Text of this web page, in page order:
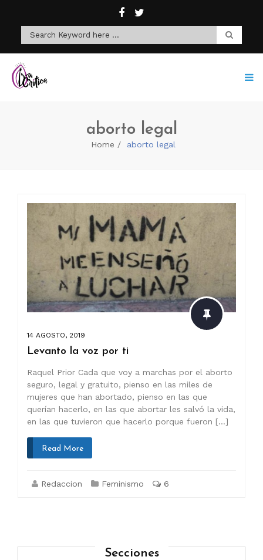
aborto legal
Home aborto legal
14 AGOSTO, 2019
Levanto la voz por ti
Raquel Prior Cada que voy a marchas por el aborto
seguro, legal y gratuito, pienso en las miles de
mujeres que han abortado, pienso en las que
querían hacerlo, en las que abortar les salvó la vida,
en las que tuvieron que hacerlo porque fueron […]
Read More
Redaccion Feminismo 6
Secciones